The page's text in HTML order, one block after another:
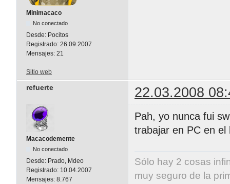
Minimacaco
No conectado
Desde: Pocitos
Registrado: 26.09.2007
Mensajes: 21
Sitio web
refuerte 22.03.2008
Macacodemente
No conectado
Desde: Prado, Mdeo
Registrado: 10.04.2007
Mensajes: 8.767
Pah, yo nunca fui
trabajar en PC en el
Sólo hay 2 cosas
muy seguro de la